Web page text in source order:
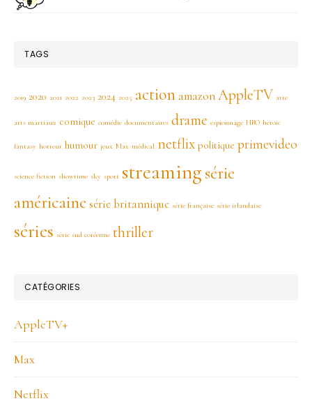
TAGS
2019 2020 2021 2022 2023 2024 2025 action amazonAppleTV arte
arts martiaux comique comédie documentaires drame espionnage HBO heroic
fantasy horreur humour jeux Max médical netflix politique primevideo
science fiction showtime sky sport streaming série
américainesérie britannique série française série irlandaise
séries série sud coréenne thriller
CATÉGORIES
AppleTV+
Max
Netflix